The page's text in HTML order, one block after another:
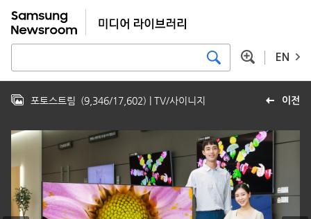
EN
이전
포토스트림 (9,346/17,602) | TV/사이니지